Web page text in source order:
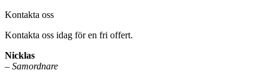
Kontakta oss
Kontakta oss idag för en fri offert.
Nicklas
– Samordnare